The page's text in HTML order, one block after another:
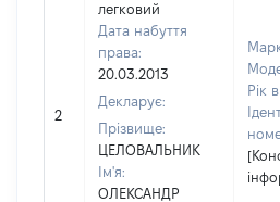
2
легковий
Дата набуття
права:
20.03.2013
Декларує:
Прізвище:
ЦЕЛОВАЛЬНИК
Ім'я:
ОЛЕКСАНДР
Рік